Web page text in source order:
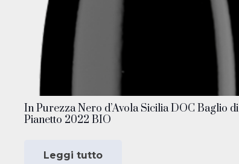
In Purezza Nero d’Avola Sicilia DOC Baglio di
Pianetto 2022 BIO
Leggi tutto